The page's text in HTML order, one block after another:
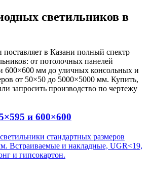
светильников в
в Казани полный спектр
от потолочных панелей
600×600 мм до уличных консольных и
от 50×50 до 5000×5000 мм. Купить,
запросить производство по чертежу
и 600×600
стандартных размеров
Встраиваемые и накладные, UGR<19,
и гипсокартон.